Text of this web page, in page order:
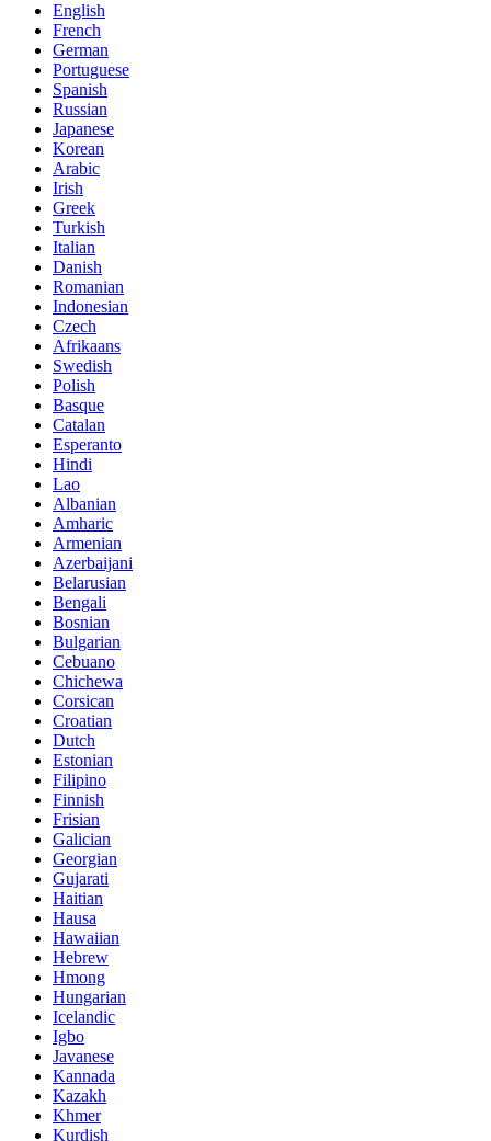
English
French
German
Portuguese
Spanish
Russian
Japanese
Korean
Arabic
Irish
Greek
Turkish
Italian
Danish
Romanian
Indonesian
Czech
Afrikaans
Swedish
Polish
Basque
Catalan
Esperanto
Hindi
Lao
Albanian
Amharic
Armenian
Azerbaijani
Belarusian
Bengali
Bosnian
Bulgarian
Cebuano
Chichewa
Corsican
Croatian
Dutch
Estonian
Filipino
Finnish
Frisian
Galician
Georgian
Gujarati
Haitian
Hausa
Hawaiian
Hebrew
Hmong
Hungarian
Icelandic
Igbo
Javanese
Kannada
Kazakh
Khmer
Kurdish